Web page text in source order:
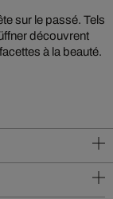
sur le passé. Tels
découvrent
à la beauté.